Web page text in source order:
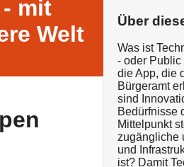
mit
Welt
Über
Was ist
- oder Public
die App, die
Bürgeramt
sind
Bedürfnisse
Mittelpunkt
zugängliche
und
ist? Damit